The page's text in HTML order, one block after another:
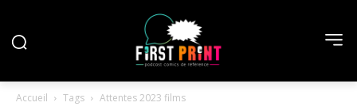
Accueil Tags Attentes 2023 films